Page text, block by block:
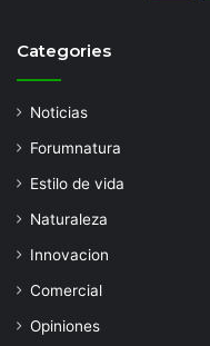
Categories
Noticias
Forumnatura
Estilo de vida
Naturaleza
Innovacion
Comercial
Opiniones